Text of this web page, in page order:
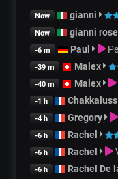
Now gianni
Now gianni
-6 m Paul
-39 m Malex
-40 m Malex
-1 h Chakkaluss
-4 h Gregory
-6 h Rachel
-6 h Rachel
-6 h Rachel De